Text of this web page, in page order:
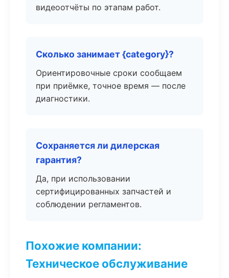
видеоотчёты по этапам работ.
Сколько занимает {category}?
Ориентировочные сроки сообщаем
при приёмке, точное время — после
диагностики.
Сохраняется ли дилерская
гарантия?
Да, при использовании
сертифицированных запчастей и
соблюдении регламентов.
Похожие компании:
Техническое обслуживание